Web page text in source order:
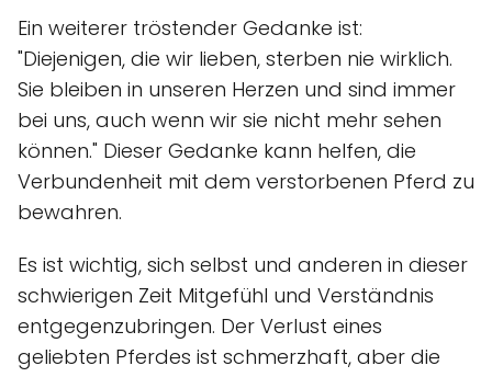
Ein weiterer tröstender Gedanke ist:
"Diejenigen, die wir lieben, sterben nie wirklich.
Sie bleiben in unseren Herzen und sind immer
bei uns, auch wenn wir sie nicht mehr sehen
können." Dieser Gedanke kann helfen, die
Verbundenheit mit dem verstorbenen Pferd zu
bewahren.
Es ist wichtig, sich selbst und anderen in dieser
schwierigen Zeit Mitgefühl und Verständnis
entgegenzubringen. Der Verlust eines
geliebten Pferdes ist schmerzhaft, aber die